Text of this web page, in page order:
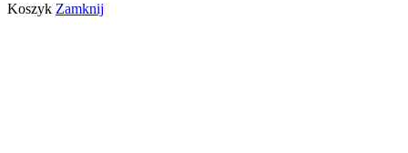
Koszyk Zamknij